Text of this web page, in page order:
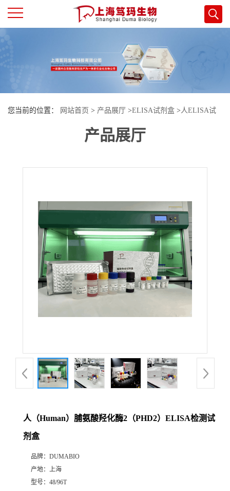
页
司
品
您当前的位置： 网站首页 > 产品展厅 >ELISA试剂盒 >人ELISA试
人（Human）脯氨酸羟化酶2（PHD2）ELISA检测试剂盒
产品展厅
人（Human）脯氨酸羟化酶2（PHD2）ELISA检测试
剂盒
品牌： DUMABIO
产地： 上海
型号： 48/96T